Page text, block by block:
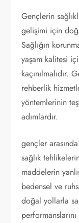
Gençlerin
gelişimi için
Sağlığın
yaşam kalitesi
rehberlik
yöntemlerinin
adımlardır.
gençler
sağlık
maddelerin
bedensel ve
doğal yollarla